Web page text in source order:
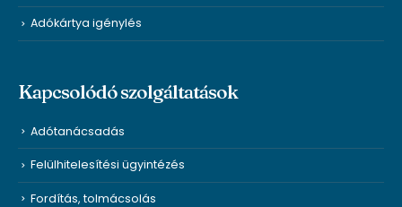
Adókártya igénylés
Kapcsolódó szolgáltatások
Adótanácsadás
Felülhitelesítési ügyintézés
Fordítás, tolmácsolás